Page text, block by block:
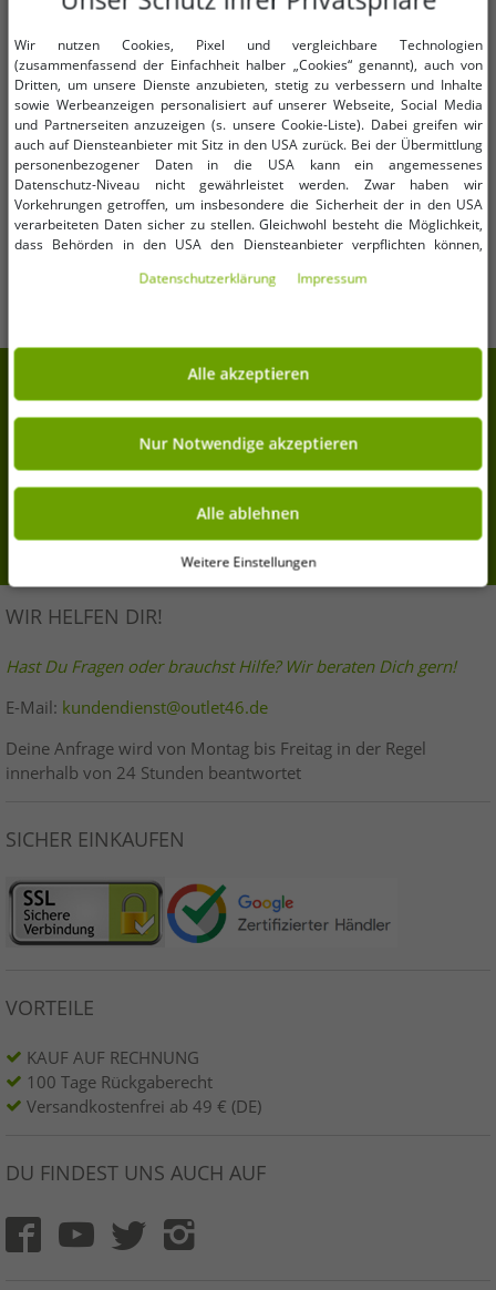
Verfügbare Größen
XS S M L
praktische adidas Cargo-Hose
Damen Freizeit-Hose mit
aufgesetzten Taschen Loose Fit
UVP:74,99 €* 15,99 €
In den Warenkorb
Verfügbare Größen
XS S M
vielseitige URBAN CLASSICS Damen
Hose Stretch Ketten-Detail
Schwarz
UVP:35,99 €* 8,99 €
In den Warenkorb
7% Extra-Rabatt auf deinen Einkauf
Meld Dich für unseren Newsletter an und erhalte
Deine 7% Extra-Rabatt.
Deine E-Mail-Adresse hier
Anmelden
WIR HELFEN DIR!
Hast Du Fragen oder brauchst Hilfe? Wir beraten Dich gern!
E-Mail: kundendienst@outlet46.de
Deine Anfrage wird von Montag bis Freitag in der Regel
innerhalb von 24 Stunden beantwortet
SICHER EINKAUFEN
VORTEILE
KAUF AUF RECHNUNG
100 Tage Rückgaberecht
Versandkostenfrei ab 49 € (DE)
DU FINDEST UNS AUCH AUF
Wir nutzen Cookies, Pixel und vergleichbare Technologien
(zusammenfassend der Einfachheit halber „Cookies“ genannt), auch von
Dritten, um unsere Dienste anzubieten, stetig zu verbessern und Inhalte
sowie Werbeanzeigen personalisiert auf unserer Webseite, Social Media
und Partnerseiten anzuzeigen (s. unsere Cookie-Liste). Dabei greifen wir
auch auf Diensteanbieter mit Sitz in den USA zurück. Bei der Übermittlung
personenbezogener Daten in die USA kann ein angemessenes
Datenschutz-Niveau nicht gewährleistet werden. Zwar haben wir
Vorkehrungen getroffen, um insbesondere die Sicherheit der in den USA
verarbeiteten Daten sicher zu stellen. Gleichwohl besteht die Möglichkeit,
dass Behörden in den USA den Diensteanbieter verpflichten können,
im Einzelfall auf Basis entsprechender US-Gesetzgebung, ein wirksamer
Zugriff informiert wirst. Mit Deiner Einwilligung gem. Art. 49 Abs. 1 lit. a
DSGVO erklärst Du Dich in die Übermittlung in die USA für einverstanden
(s.a. unsere Datenschutzerklärung). Du hast die Wahl, ob nur notwendige
Cookies verwendet werden sollen oder ob Du darüber hinaus weitere
Cookies akzeptieren möchtest. Standardmäßig sind nur notwendige Dienste
aktiv, was Du unter „Nur Notwendige akzeptieren verwenden“ bestätigen
kannst. Du kannst Deine Einwilligung entweder für „Alle akzeptieren“
erklären oder unter „Weitere Einstellungen“ an Deine Wünsche anpassen.
Deine Einwilligung kannst Du jederzeit über „Datenschutz-Einstellungen“
am Ende jeder unserer Seiten mit Wirkung für die Zukunft widerrufen oder
ändern.
Daten­schutz­erklärung Impressum
Alle akzeptieren
Nur Notwendige akzeptieren
Alle ablehnen
Weitere Einstellungen